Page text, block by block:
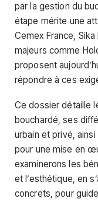
par la gestion du
étape mérite une
Cemex France,
majeurs comme
proposent
répondre à ces
Ce dossier détaille
bouchardé, ses
urbain et privé,
pour une mise en
examinerons les
et l’esthétique, en
concrets, pour